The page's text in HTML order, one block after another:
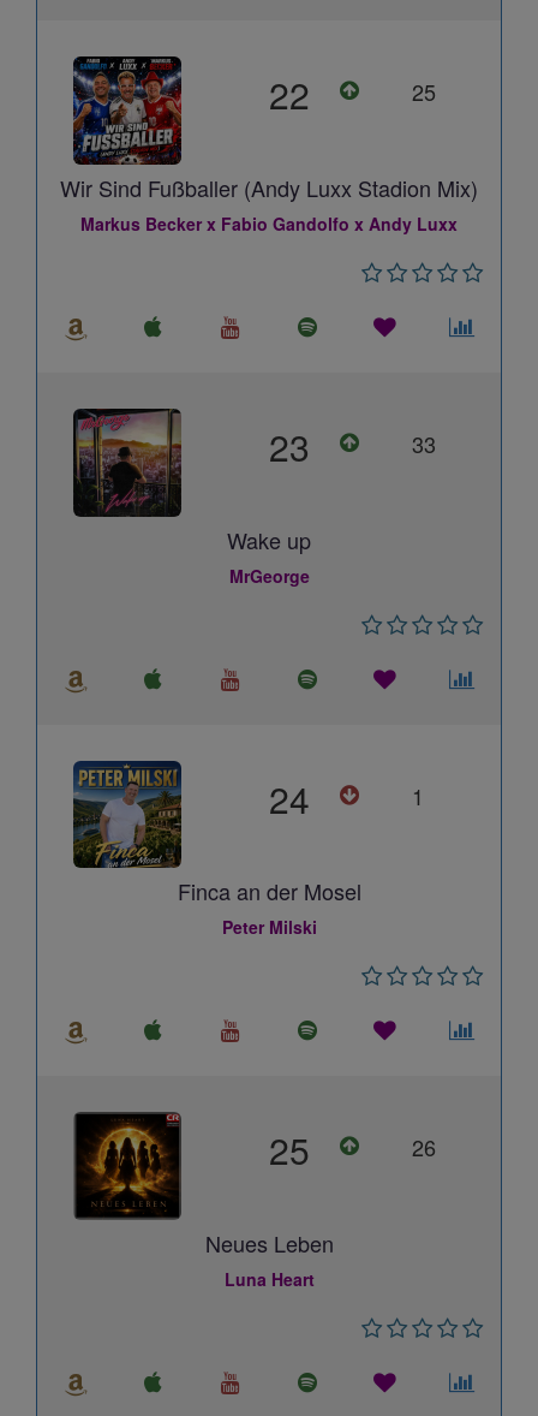
22 25
Wir Sind Fußballer (Andy Luxx Stadion Mix)
Markus Becker x Fabio Gandolfo x Andy Luxx
23 33
Wake up
MrGeorge
24 1
Finca an der Mosel
Peter Milski
25 26
Neues Leben
Luna Heart